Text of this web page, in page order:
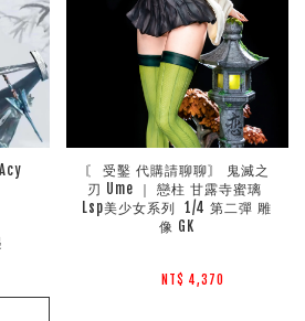
〘 受鑿 代購請聊聊〙 鬼滅之
刃 Ume ｜ 戀柱 甘露寺蜜璃
Lsp美少女系列  1/4 第二彈 雕
像 GK
NT$ 4,370